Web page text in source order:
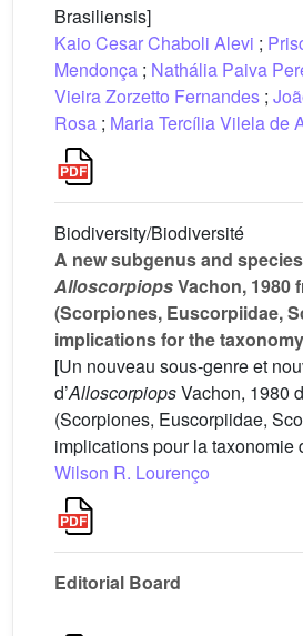
Brasiliensis]
Kaio Cesar Chaboli Alevi ;
Mendonça ; Nathália Paiva
Vieira Zorzetto Fernandes ;
Rosa ; Maria Tercília Vilela de
Biodiversity/Biodiversité
A new subgenus and
AlloscorpiopsVachon, 1980
(Scorpiones, Euscorpiidae,
implications for the
[Un nouveau sous-genre et
d’AlloscorpiopsVachon, 1980
(Scorpiones, Euscorpiidae,
implications pour la taxonomie
Wilson R. Lourenço
Editorial Board